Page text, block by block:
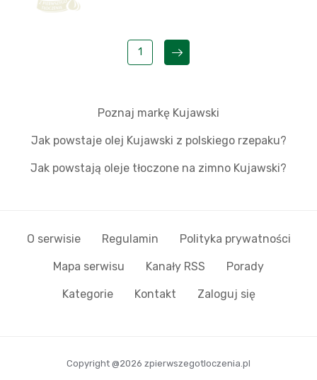
1
Poznaj markę Kujawski
Jak powstaje olej Kujawski z polskiego rzepaku?
Jak powstają oleje tłoczone na zimno Kujawski?
O serwisie Regulamin Polityka prywatności
Mapa serwisu Kanały RSS Porady
Kategorie Kontakt Zaloguj się
Copyright @2026 zpierwszegotloczenia.pl